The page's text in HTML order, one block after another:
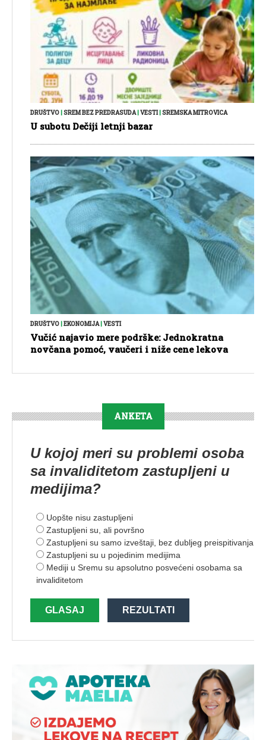
DRUŠTVO|SREM BEZ PREDRASUDA|VESTI|SREMSKA MITROVICA
U subotu Dečiji letnji bazar
DRUŠTVO|EKONOMIJA|VESTI
Vučić najavio mere podrške: Jednokratna
novčana pomoć, vaučeri i niže cene lekova
ANKETA
U kojoj meri su problemi osoba
sa invaliditetom zastupljeni u
medijima?
Uopšte nisu zastupljeni
Zastupljeni su, ali površno
Zastupljeni su samo izveštaji, bez dubljeg preispitivanja
Zastupljeni su u pojedinim medijima
Mediji u Sremu su apsolutno posvećeni osobama sa
invaliditetom
GLASAJ REZULTATI